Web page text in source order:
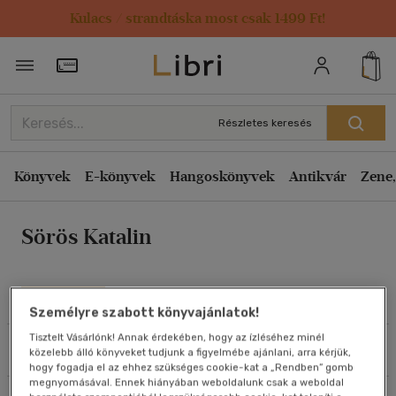
Kulacs / strandtáska most csak 1499 Ft!
Törzsvásárlói Kártya adatai
Részletes keresés
Könyvek E-könyvek Hangoskönyvek Antikvár
Sörös Katalin
Művei
Szűrés Rendezés
Rendezés
Kiadás éve szerint csökkenő
Ár szerint csökkenő
Eladott darabszám szerint csökkenő
Cím szerint A-Z
Szerző szerint A-Z
Megjelenítés
Személyre szabott könyvajánlatok!
Tisztelt Vásárlónk! Annak érdekében, hogy az ízléséhez minél
közelebb álló könyveket tudjunk a figyelmébe ajánlani, arra kérjük,
hogy fogadja el az ehhez szükséges cookie-kat a „Rendben” gomb
megnyomásával. Ennek hiányában weboldalunk csak a weboldal